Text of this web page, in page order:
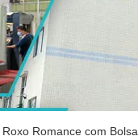
Romance com Bolsa